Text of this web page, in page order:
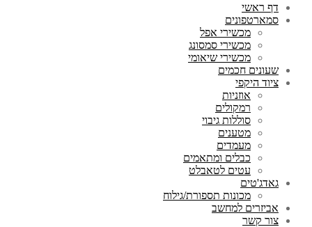
דף ראשי
סמארטפונים
מכשירי אפל
מכשירי סמסונג
מכשירי שיאומי
שעונים חכמים
ציוד היקפי
אוזניות
רמקולים
סוללות גיבוי
מטענים
מעמדים
כבלים ומתאמים
עטים לטאבלט
גאדג'טים
מכונות תספורת/גילוח
אביזרים למחשב
צור קשר